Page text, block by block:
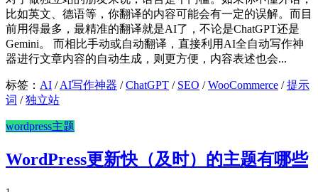
比如英文、德语等，你翻译的内容可能会有一定的误解。而目
前用得最多，最精准的翻译就是AI了，不论是ChatGPT还是‎
Gemini。 而相比手动或自动翻译，直接利用AI全自动写作神
器进行文章内容的自动生成，则更方便，内容表述也会...
标签： AI /AI写作神器 /ChatGPT / SEO /WooCommerce /提示
词 /独立站
wordpress主题
WordPress更新快（及时）的主题有哪些